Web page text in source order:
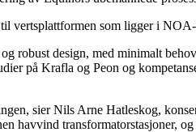
vertsplattformen som ligger i
robust design, med minimalt
på Krafla og Peon og
sier Nils Arne Hatleskog,
havvind transformatorstasjoner,